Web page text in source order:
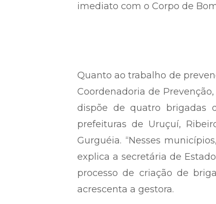
imediato com o Corpo de
Quanto ao trabalho de
Coordenadoria de
dispõe de quatro brigadas
prefeituras de Uruçuí,
Gurguéia. “Nesses
explica a secretária de
processo de criação de
acrescenta a gestora.